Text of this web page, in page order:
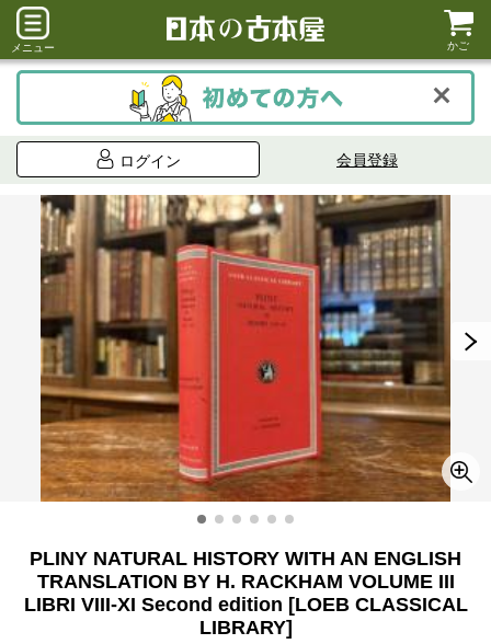
メニュー かご
ログイン 会員登録
PLINY NATURAL HISTORY WITH AN ENGLISH
TRANSLATION BY H. RACKHAM VOLUME III
LIBRI VIII-XI Second edition [LOEB CLASSICAL
LIBRARY]